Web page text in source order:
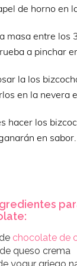
de horno en
masa entre los
a pinchar
la los
en la nevera
hacer los
en sabor.
chocolate de
queso crema